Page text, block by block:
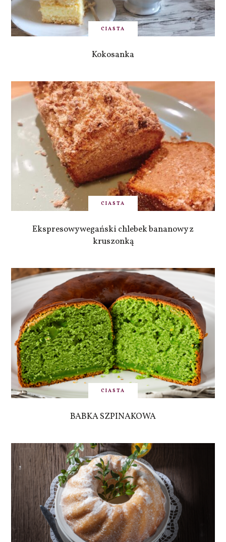
CIASTA
Kokosanka
CIASTA
Ekspresowy wegański chlebek bananowy z
kruszonką
CIASTA
BABKA SZPINAKOWA